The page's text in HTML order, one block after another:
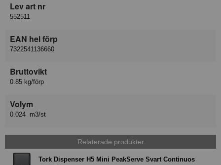
Lev art nr
552511
EAN hel förp
7322541136660
Bruttovikt
0.85 kg/förp
Volym
0.024 m3/st
Relaterade produkter
Tork Dispenser H5 Mini PeakServe Svart Continuos